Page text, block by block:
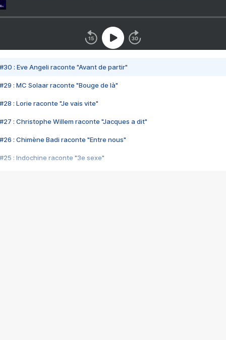
#30 : Eve Angeli raconte "Avant de partir"
#29 : MC Solaar raconte "Bouge de là"
#28 : Lorie raconte "Je vais vite"
#27 : Christophe Willem raconte "Jacques a dit"
#26 : Chimène Badi raconte "Entre nous"
#25 : Indochine raconte "3e sexe"